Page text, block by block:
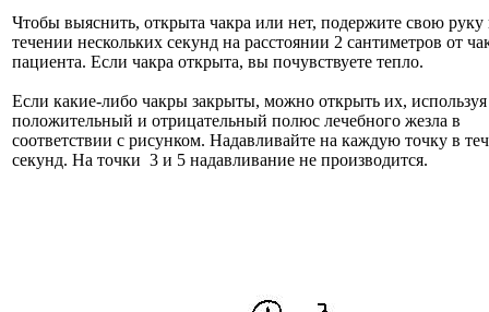
Чтобы выяснить, открыта чакра или нет, подержите свою руку
течении нескольких секунд на расстоянии 2 сантиметров от
пациента. Если чакра открыта, вы почувствуете тепло.
Если какие-либо чакры закрыты, можно открыть их, используя
положительный и отрицательный полюс лечебного жезла в
соответствии с рисунком. Надавливайте на каждую точку в
секунд. На точки 3 и 5 надавливание не производится.